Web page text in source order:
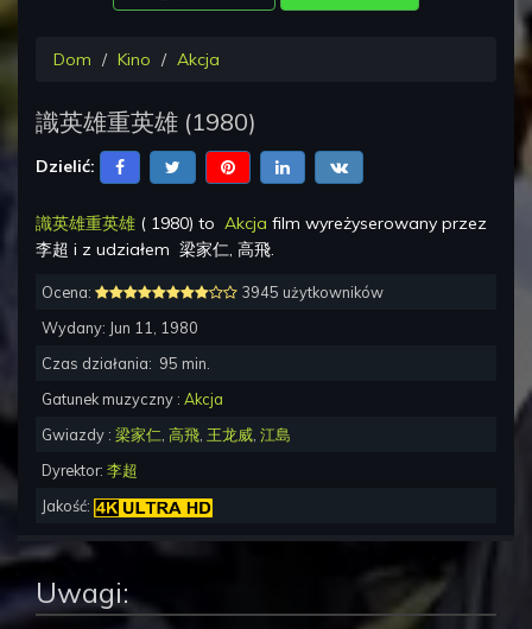
Dom Kino Akcja
識英雄重英雄 (1980)
Dzielić:
識英雄重英雄 ( 1980) to Akcja film wyreżyserowany przez
李超 i z udziałem 梁家仁, 高飛.
Ocena:
3945 użytkowników
Wydany: Jun 11, 1980
Czas działania: 95 min.
Gatunek muzyczny : Akcja
Gwiazdy : 梁家仁 高飛 王龙威 江島
Dyrektor: 李超
Jakość:
Uwagi: